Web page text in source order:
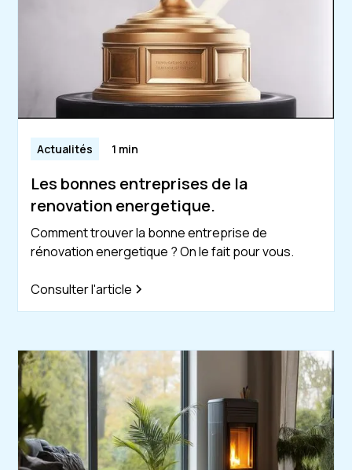
Actualités 1 min
Les bonnes entreprises de la
renovation energetique.
Comment trouver la bonne entreprise de
rénovation energetique ? On le fait pour vous.
Consulter l'article